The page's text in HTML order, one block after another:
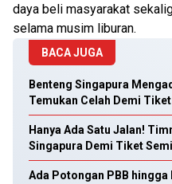
daya beli masyarakat
selama musim liburan.
BACA JUGA
Benteng Singapura
Temukan Celah Demi Tiket
Hanya Ada Satu Jalan!
Singapura Demi Tiket
Ada Potongan PBB hingga